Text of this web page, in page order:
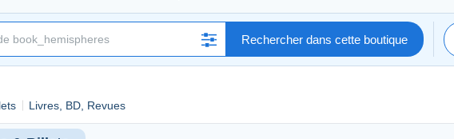
Rechercher dans cette boutique
Livres, BD, Revues